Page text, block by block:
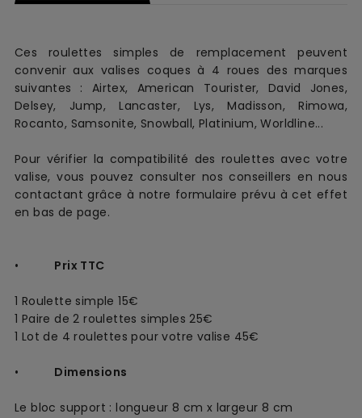
Ces roulettes simples de remplacement peuvent
convenir aux valises coques à 4 roues des marques
suivantes : Airtex, American Tourister, David Jones,
Delsey, Jump, Lancaster, Lys, Madisson, Rimowa,
Rocanto, Samsonite, Snowball, Platinium, Worldline...
Pour vérifier la compatibilité des roulettes avec votre
valise, vous pouvez consulter nos conseillers en nous
contactant grâce à notre formulaire prévu à cet effet
en bas de page.
• Prix TTC
1 Roulette simple 15€
1 Paire de 2 roulettes simples 25€
1 Lot de 4 roulettes pour votre valise 45€
• Dimensions
Le bloc support : longueur 8 cm x largeur 8 cm